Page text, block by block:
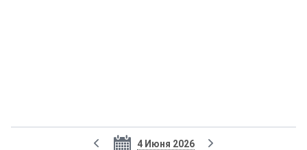
4 Июня 2026